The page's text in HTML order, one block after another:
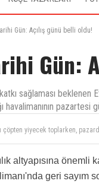
Gün: Açılış günü belli oldu!
Gün:
katkı sağlaması
havalimanının
çöpten yiyecek toplarken,
için insanlar ayakta sıra
Çatlasa ız da
bahçe korkulukları ekmek
altyapısına önemli
geri sayım